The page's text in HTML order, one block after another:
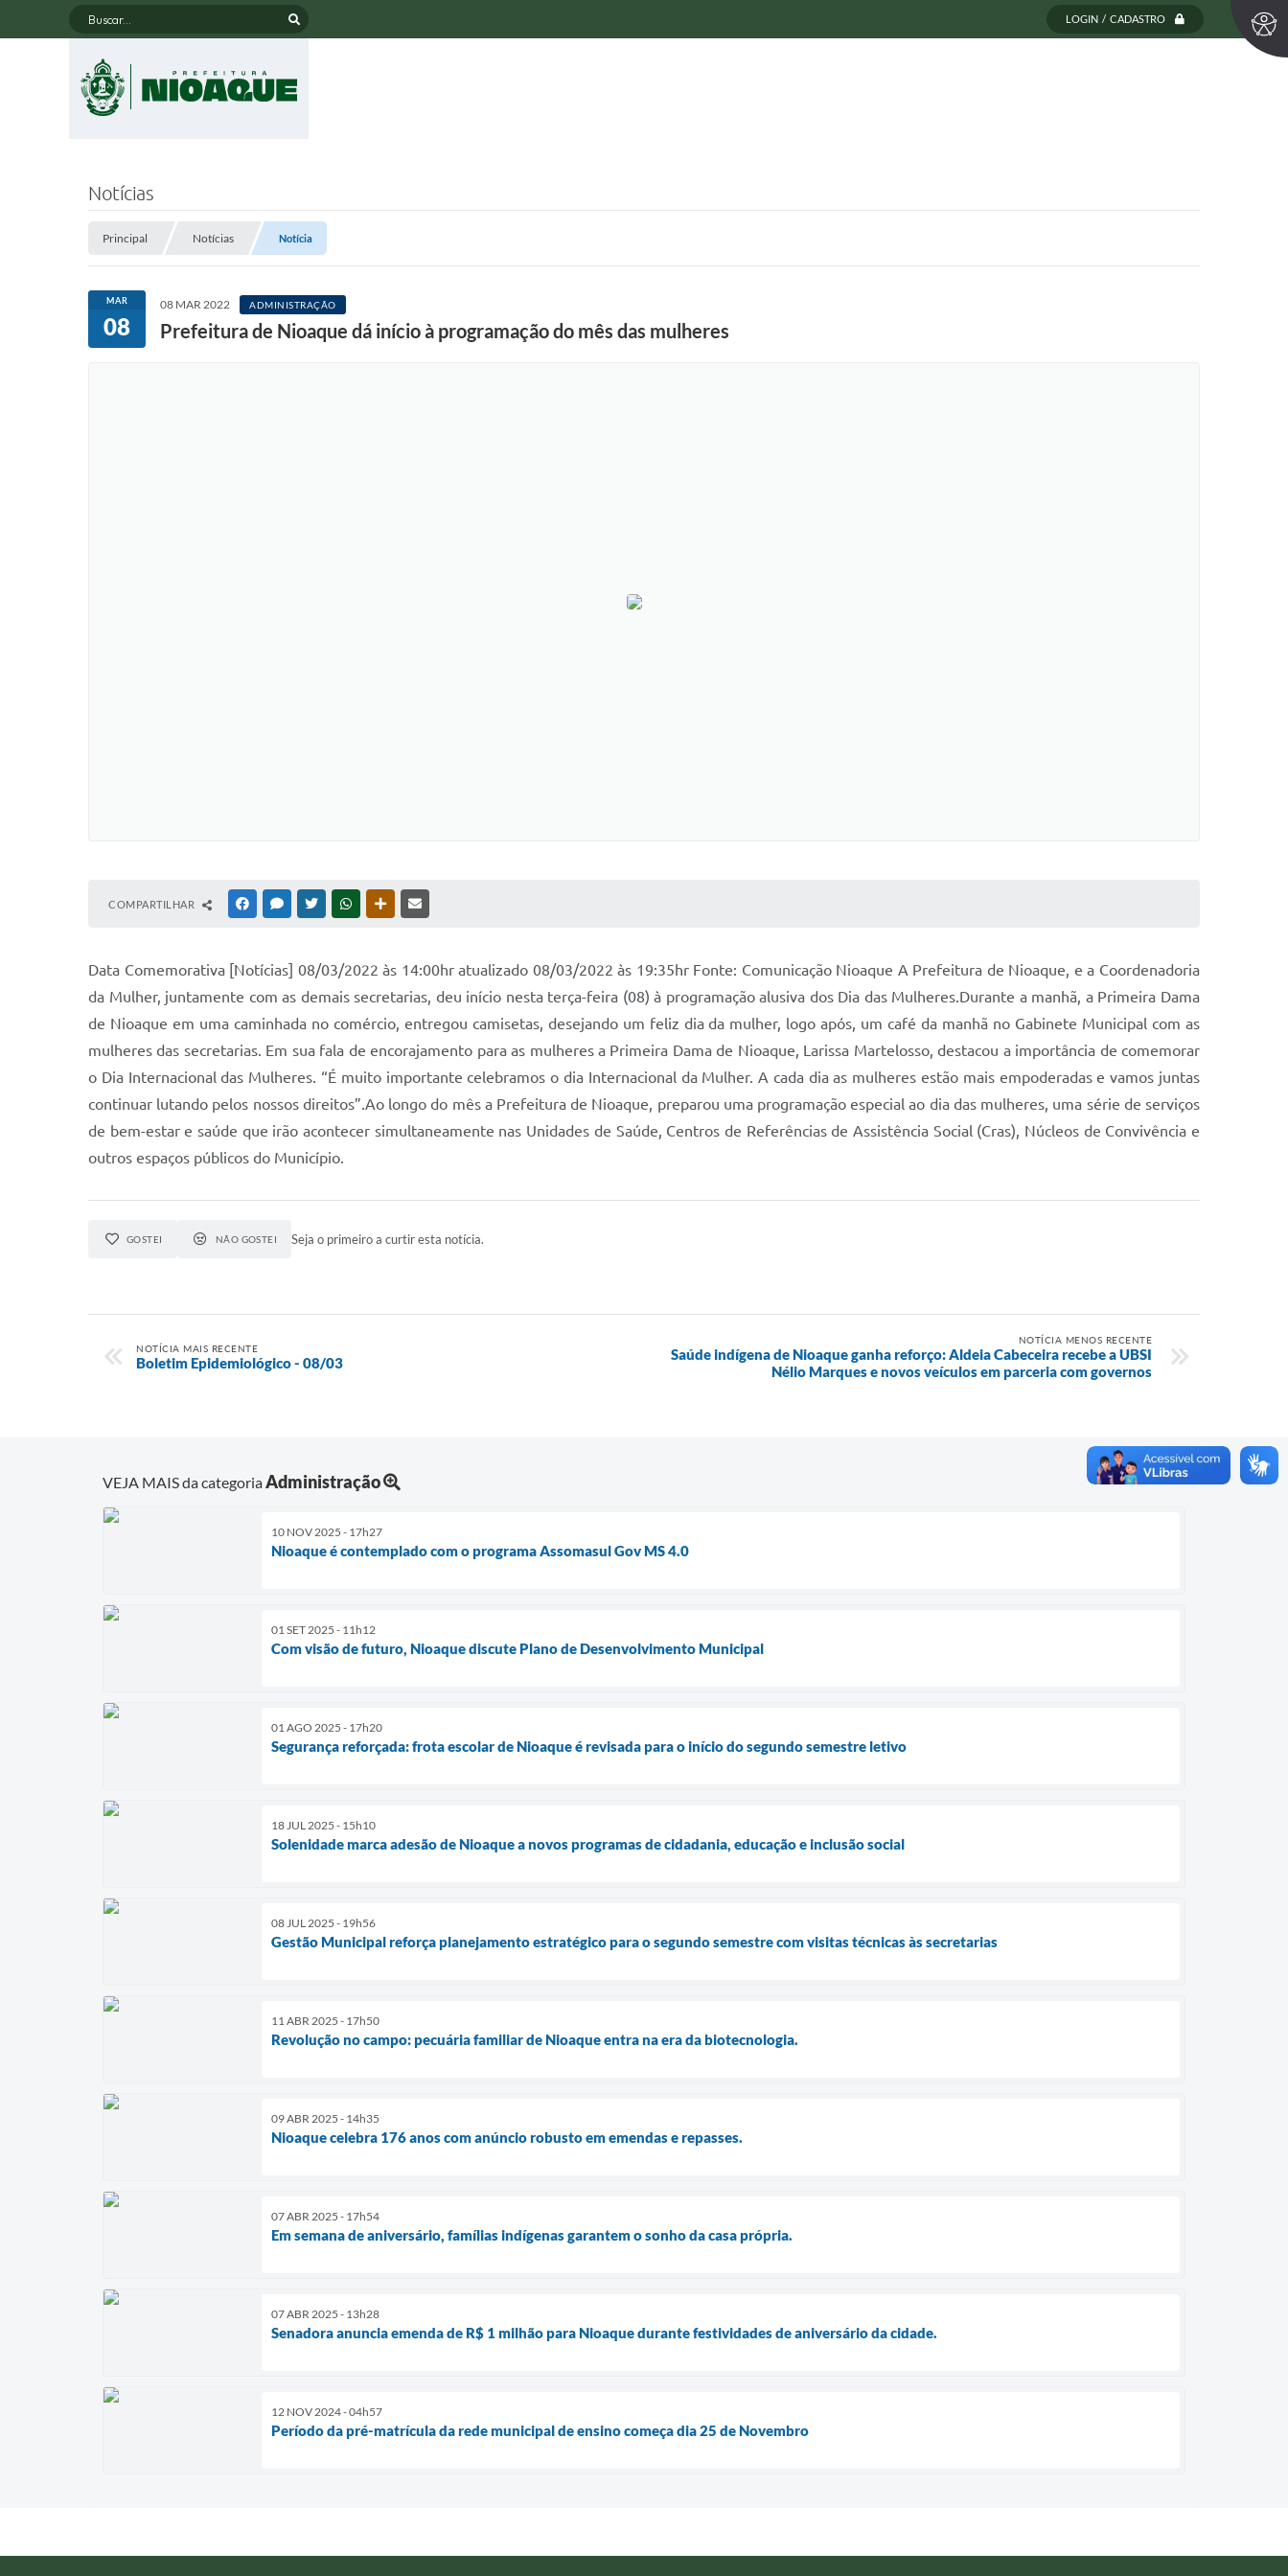
LOGIN / CADASTRO
Buscar...
Notícias
Principal Notícias Notícia
MAR
08
08 MAR 2022 ADMINISTRAÇÃO
Prefeitura de Nioaque dá início à programação do mês das mulheres
COMPARTILHAR FACEBOOKMESSENGER
TWITTERWHATSAPPOUTRAS MÍDIAS
Data Comemorativa [Notícias] 08/03/2022 às 14:00hr atualizado 08/03/2022 às 19:35hr Fonte: Comunicação Nioaque A Prefeitura de Nioaque, e a Coordenadoria
da Mulher, juntamente com as demais secretarias, deu início nesta terça-feira (08) à programação alusiva dos Dia das Mulheres.Durante a manhã, a Primeira Dama
de Nioaque em uma caminhada no comércio, entregou camisetas, desejando um feliz dia da mulher, logo após, um café da manhã no Gabinete Municipal com as
mulheres das secretarias. Em sua fala de encorajamento para as mulheres a Primeira Dama de Nioaque, Larissa Martelosso, destacou a importância de comemorar
o Dia Internacional das Mulheres. “É muito importante celebramos o dia Internacional da Mulher. A cada dia as mulheres estão mais empoderadas e vamos juntas
continuar lutando pelos nossos direitos”.Ao longo do mês a Prefeitura de Nioaque, preparou uma programação especial ao dia das mulheres, uma série de serviços
de bem-estar e saúde que irão acontecer simultaneamente nas Unidades de Saúde, Centros de Referências de Assistência Social (Cras), Núcleos de Convivência e
outros espaços públicos do Município.
GOSTEI NÃO GOSTEI Seja o primeiro a curtir esta notícia.
NOTÍCIA MAIS RECENTE
Boletim Epidemiológico - 08/03
NOTÍCIA MENOS RECENTE
Saúde indígena de Nioaque ganha reforço: Aldeia Cabeceira recebe a UBSI
Nélio Marques e novos veículos em parceria com governos
VEJA MAIS da categoriaAdministração
10 NOV 2025 - 17h27
Nioaque é contemplado com o programa Assomasul Gov MS 4.0
01 SET 2025 - 11h12
Com visão de futuro, Nioaque discute Plano de Desenvolvimento Municipal
01 AGO 2025 - 17h20
Segurança reforçada: frota escolar de Nioaque é revisada para o início do segundo semestre letivo
18 JUL 2025 - 15h10
Solenidade marca adesão de Nioaque a novos programas de cidadania, educação e inclusão social
08 JUL 2025 - 19h56
Gestão Municipal reforça planejamento estratégico para o segundo semestre com visitas técnicas às secretarias
11 ABR 2025 - 17h50
Revolução no campo: pecuária familiar de Nioaque entra na era da biotecnologia.
09 ABR 2025 - 14h35
Nioaque celebra 176 anos com anúncio robusto em emendas e repasses.
07 ABR 2025 - 17h54
Em semana de aniversário, famílias indígenas garantem o sonho da casa própria.
07 ABR 2025 - 13h28
Senadora anuncia emenda de R$ 1 milhão para Nioaque durante festividades de aniversário da cidade.
12 NOV 2024 - 04h57
Período da pré-matrícula da rede municipal de ensino começa dia 25 de Novembro